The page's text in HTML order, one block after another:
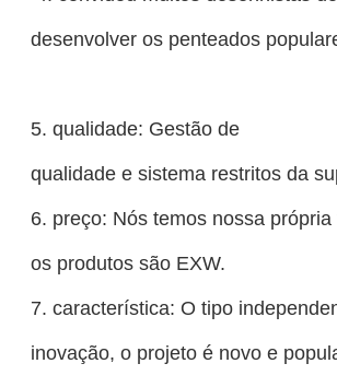
desenvolver os penteados
5. qualidade: Gestão de
qualidade e sistema restritos da
6. preço: Nós temos nossa própria
os produtos são EXW.
7. característica: O tipo
inovação, o projeto é novo e